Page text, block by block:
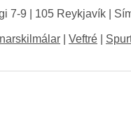
7-9 | 105 Reykjavík |
Veftré